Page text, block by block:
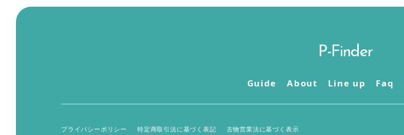
P-Finder
Guide About Line up Faq
プライバシーポリシー 特定商取引法に基づく表記 古物営業法に基づく表示